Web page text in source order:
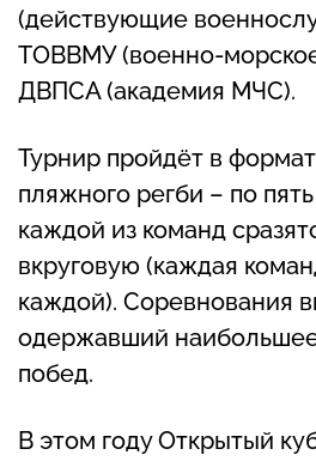
(действующие
ТОВВМУ (военно-
ДВПСА (академия МЧС).
Турнир пройдёт в
пляжного регби – по
каждой из команд
вкруговую (каждая
каждой). Соревнования
одержавший
побед.
В этом году Открытый